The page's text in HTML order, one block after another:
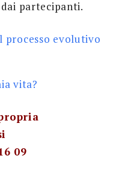
partecipanti.
processo evolutivo
vita?
09